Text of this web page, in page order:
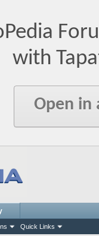
with
Open in
Quick Links